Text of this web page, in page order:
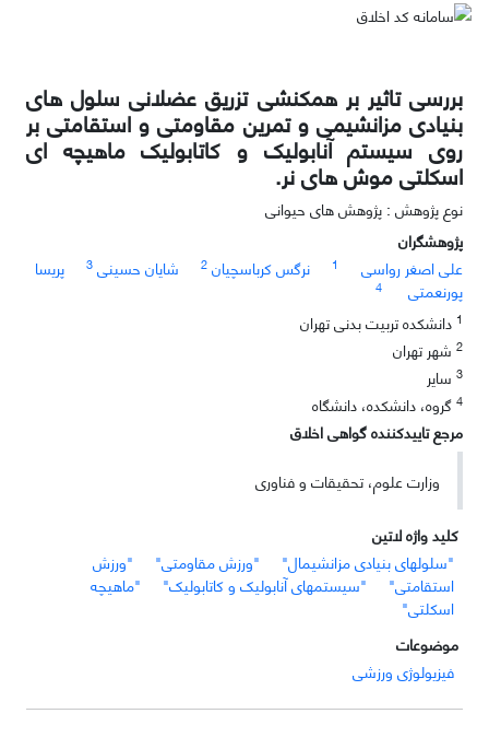
بررسی تاثیر بر همکنشی تزریق عضلانی سلول های
بنیادی مزانشیمی و تمرین مقاومتی و استقامتی بر
روی سیستم آنابولیک و کاتابولیک ماهیچه ای
اسکلتی موش های نر.
نوع پژوهش : پژوهش های حیوانی
پژوهشگران
علی اصغر رواسی
1 نرگس کرباسچیان 2 شایان حسینی 3
پریسا
پورنعمتی
4
1 دانشکده تربیت بدنی تهران
2 شهر تهران
3 سایر
4 گروه، دانشکده، دانشگاه
مرجع تاییدکننده گواهی اخلاق
وزارت علوم، تحقیقات و فناوری
کلید واژه لاتین
"سلولهای بنیادی مزانشیمال"
"ورزش مقاومتی"
"ورزش
استقامتی"
"سیستمهای آنابولیک و کاتابولیک"
"ماهیچه
اسکلتی"
موضوعات
فیزیولوژی ورزشی